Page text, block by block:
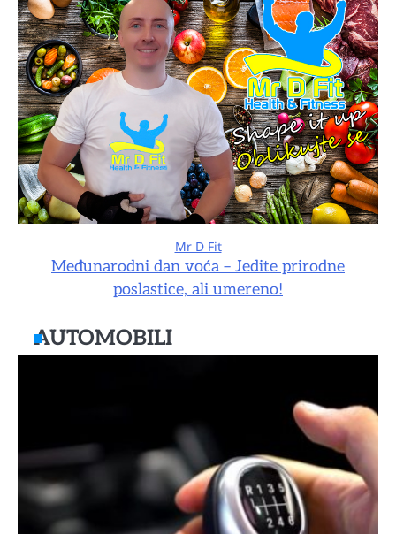
Mr D Fit
Međunarodni dan voća – Jedite prirodne
poslastice, ali umereno!
AUTOMOBILI